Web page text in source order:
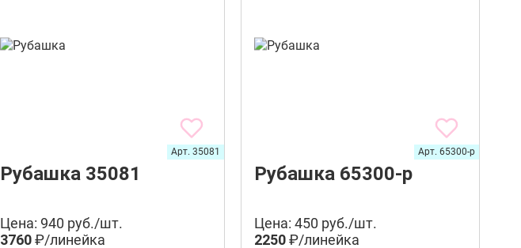
Рубашка 35081
Арт. 35081
Цена: 940 руб./шт.
3760₽/линейка
Рубашка 65300-р
Арт. 65300-р
Цена: 450 руб./шт.
2250₽/линейка